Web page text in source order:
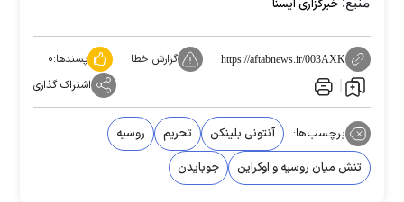
خبرگزاری ایسنا
https://aftabnews.ir/003AXK گزارش خطا پسندها:۰
اشتراک گذاری
برچسب‌ها: آنتونی بلینکن تحریم‌
روسیه
تنش میان روسیه و اوکراین
جوبایدن